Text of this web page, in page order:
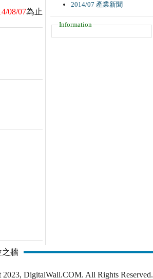
08/07為止
2014/07 產業新聞
Information
之牆
DigitalWall.COM. All Rights Reserved.